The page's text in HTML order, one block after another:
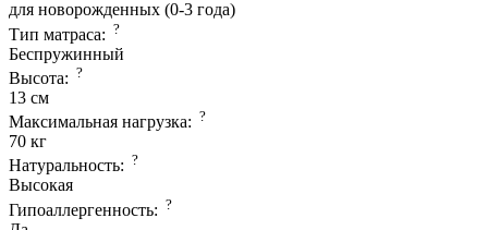
для новорожденных (0-3 года)
Тип матраса: ?
Беспружинный
Высота: ?
13 см
Максимальная нагрузка: ?
70 кг
Натуральность: ?
Высокая
Гипоаллергенность: ?